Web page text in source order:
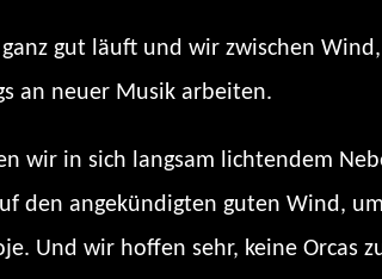
ganz gut läuft und wir zwischen
an neuer Musik arbeiten.
wir in sich langsam lichtendem
den angekündigten guten Wind,
Und wir hoffen sehr, keine Orcas